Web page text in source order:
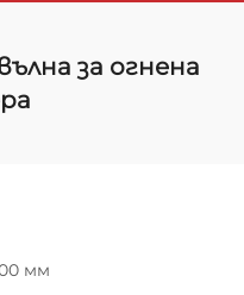
за огнена
мм